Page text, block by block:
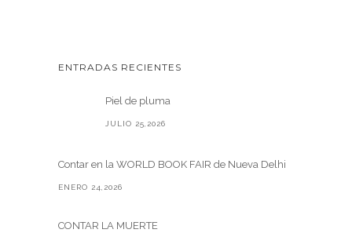
ENTRADAS RECIENTES
Piel de pluma
JULIO 25,2026
Contar en la WORLD BOOK FAIR de Nueva Delhi
ENERO 24,2026
CONTAR LA MUERTE